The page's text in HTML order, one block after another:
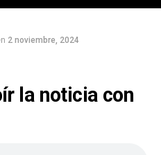
2 noviembre, 2024
la noticia con